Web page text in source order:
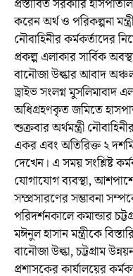
প্রস্তাবিত সরকারি
করেন অর্থ ও পরিকল্পনা
নৌবাহিনীর কর্মকর্তাদের
প্রকল্প এলাকার সার্বিক
বানৌজা উল্কার আবাদ
ড্রাইভ সংলগ্ন মুসলিমাবাদ
অধিগ্রহণকৃত জমিতে
শুক্রবার অর্থমন্ত্রী
একর এবং অতিরিক্ত ২
দেখেন। এ সময় সংশ্লিষ্ট
যোগাযোগ ব্যবস্থা,
সম্প্রসারণের সম্ভাবনা
পরিদর্শনকালে কমান্ডার
মঈনুল হাসান মন্ত্রীকে
বানৌজা উল্কা, চট্টগ্রাম
প্রশাসকের কার্যালয়ের